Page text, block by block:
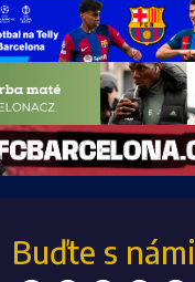
Buďte s námi